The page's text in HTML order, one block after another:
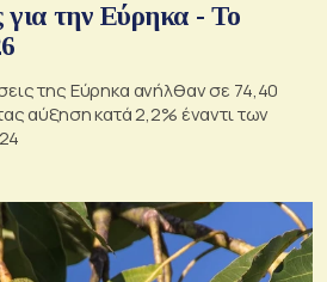
για την Εύρηκα - Το
της Εύρηκα ανήλθαν σε 74,40
αύξηση κατά 2,2% έναντι των